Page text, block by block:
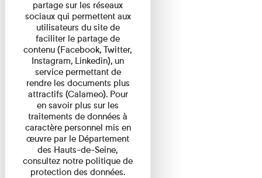
partage sur les réseaux
sociaux qui permettent aux
utilisateurs du site de
faciliter le partage de
contenu (Facebook, Twitter,
Instagram, Linkedin), un
service permettant de
rendre les documents plus
attractifs (Calameo). Pour
en savoir plus sur les
traitements de données à
caractère personnel mis en
œuvre par le Département
des Hauts-de-Seine,
consultez notre politique de
protection des données.